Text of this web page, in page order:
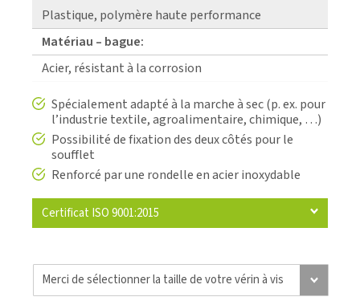
Plastique, polymère haute performance
Matériau – bague:
Acier, résistant à la corrosion
Spécialement adapté à la marche à sec (p. ex. pour
l’industrie textile, agroalimentaire, chimique, …)
Possibilité de fixation des deux côtés pour le
soufflet
Renforcé par une rondelle en acier inoxydable
Certificat ISO 9001:2015